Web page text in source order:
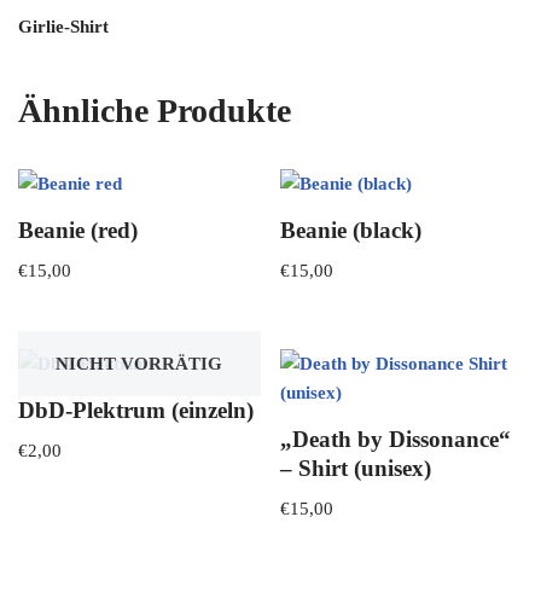
Girlie-Shirt
Ähnliche Produkte
Beanie (red)
€15,00
Beanie (black)
€15,00
NICHT VORRÄTIG
DbD-Plektrum (einzeln)
€2,00
„Death by Dissonance“
– Shirt (unisex)
€15,00